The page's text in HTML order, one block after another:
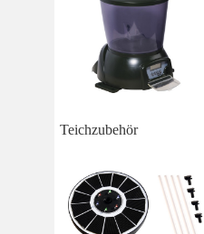
Teichzubehör